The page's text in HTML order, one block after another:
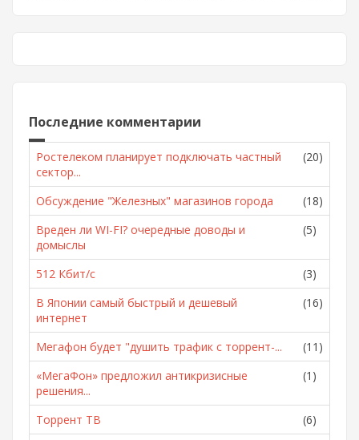
Последние комментарии
Ростелеком планирует подключать частный
сектор...
(20)
Обсуждение "Железных" магазинов города
(18)
Вреден ли WI-FI? очередные доводы и
домыслы
(5)
512 Кбит/с
(3)
В Японии самый быстрый и дешевый
интернет
(16)
Мегафон будет "душить трафик с торрент-...
(11)
«МегаФон» предложил антикризисные
решения...
(1)
Торрент ТВ
(6)